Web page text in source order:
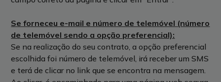
Se forneceu e-mail e número de telemóvel (número
de telemóvel sendo a opção preferencial):
Se na realização do seu contrato, a opção preferencial
escolhida foi número de telemóvel, irá receber um SMS
e terá de clicar no link que se encontra na mensagem.